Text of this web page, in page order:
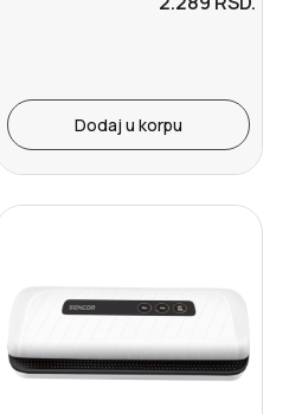
Dodaj u korpu